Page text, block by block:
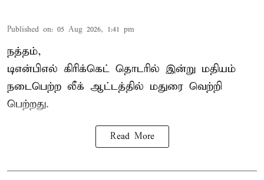
Published on: 05 Aug 2026, 1:41 pm
நத்தம்,
டிஎன்பிஎல் கிரிக்கெட் தொடரில் இன்று மதியம்
நடைபெற்ற லீக் ஆட்டத்தில் மதுரை வெற்றி
பெற்றது.
Read More